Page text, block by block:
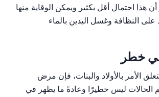
هذا احتمال أقل بكثير ويمكن الوقاية منها
النظافة وغسل اليدين بالماء
خطر
الأمر بالأولاد والبنات، فإن مرض
الحالات ليس خطيرًا وعادةً ما يظهر في